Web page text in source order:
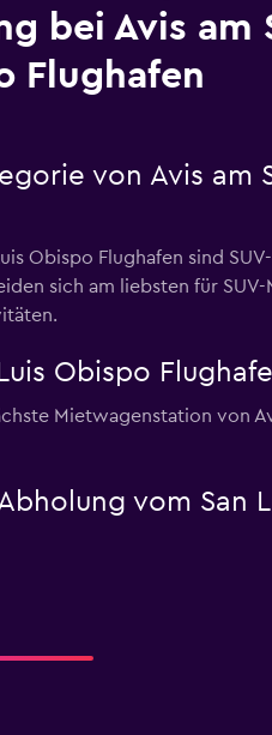
bei Avis am
Flughafen
von Avis am
Obispo Flughafen sind
sich am liebsten für
Obispo
Mietwagenstation von
vom San